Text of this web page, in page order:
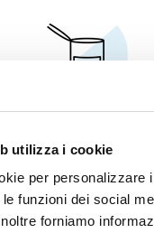
utilizza i cookie
per personalizzare
funzioni dei social
forniamo